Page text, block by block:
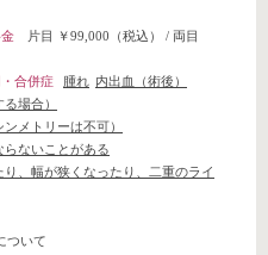
片目 ￥99,000（税込） / 両目
合併症 腫れ 内出血（術後）
場合）
メトリーは不可）
ないことがある
、幅が狭くなったり、二重のライ
ついて